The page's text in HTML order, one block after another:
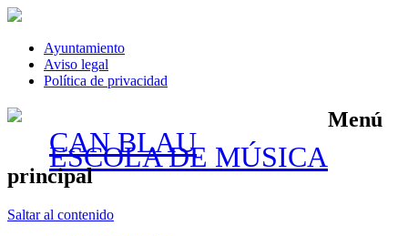
Ayuntamiento
Aviso legal
Política de privacidad
CAN BLAU
ESCOLA DE MÚSICA
Menú
principal
Saltar al contenido